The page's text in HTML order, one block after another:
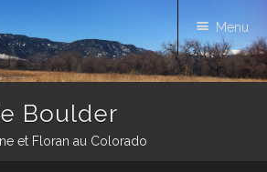
Boulder
et Floran au Colorado
Menu